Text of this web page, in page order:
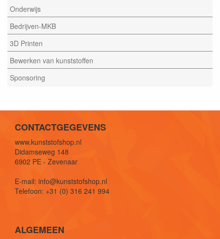
Onderwijs
Bedrijven-MKB
3D Printen
Bewerken van kunststoffen
Sponsoring
CONTACTGEGEVENS
www.kunststofshop.nl
Didamseweg 148
6902 PE - Zevenaar
E-mail: info@kunststofshop.nl
Telefoon: +31 (0) 316 241 994
ALGEMEEN